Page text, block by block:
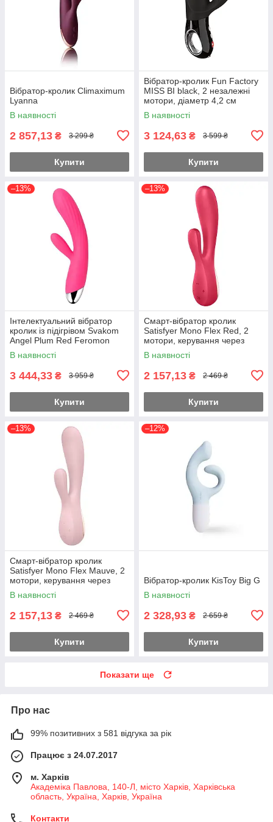
Вібратор-кролик Climaximum
Lyanna
В наявності
2 857,13 ₴ 3 299 ₴
Купити
Вібратор-кролик Fun Factory
MISS BI black, 2 незалежні
мотори, діаметр 4,2 см
В наявності
3 124,63 ₴ 3 599 ₴
Купити
–13%
Інтелектуальний вібратор
кролик із підігрівом Svakom
Angel Plum Red Feromon
В наявності
3 444,33 ₴ 3 959 ₴
Купити
–13%
Смарт-вібратор кролик
Satisfyer Mono Flex Red, 2
мотори, керування через
інтернет Feromon
В наявності
2 157,13 ₴ 2 469 ₴
Купити
–13%
Смарт-вібратор кролик
Satisfyer Mono Flex Mauve, 2
мотори, керування через
інтернет Feromon
В наявності
2 157,13 ₴ 2 469 ₴
Купити
–12%
Вібратор-кролик KisToy Big G
В наявності
2 328,93 ₴ 2 659 ₴
Купити
Показати ще
Про нас
99% позитивних з 581 відгука за рік
Працює з 24.07.2017
м. Харків
Академіка Павлова, 140-Л, місто Харків, Харківська
область, Україна, Харків, Україна
Контакти